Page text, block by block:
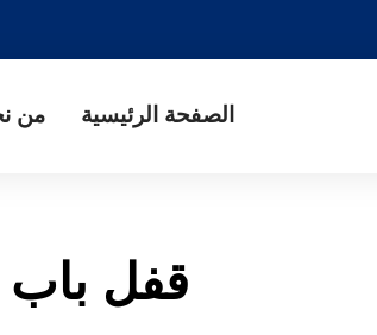
الصفحة الرئيسية من
قفل باب